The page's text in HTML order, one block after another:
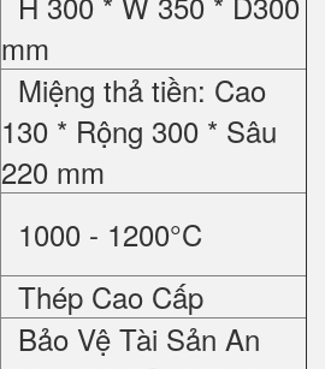
mm
Miệng thả tiền: Cao
130 * Rộng 300 * Sâu
220 mm
1000 - 1200°C
Thép Cao Cấp
Bảo Vệ Tài Sản An